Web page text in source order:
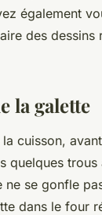
également
des dessins
la galette
cuisson,
quelques trous
ne se gonfle
dans le four